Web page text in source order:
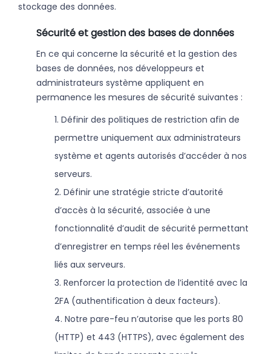
stockage des données.
Sécurité et gestion des bases de données
En ce qui concerne la sécurité et la gestion des
bases de données, nos développeurs et
administrateurs système appliquent en
permanence les mesures de sécurité suivantes :
1. Définir des politiques de restriction afin de
permettre uniquement aux administrateurs
système et agents autorisés d’accéder à nos
serveurs.
2. Définir une stratégie stricte d’autorité
d’accès à la sécurité, associée à une
fonctionnalité d’audit de sécurité permettant
d’enregistrer en temps réel les événements
liés aux serveurs.
3. Renforcer la protection de l’identité avec la
2FA (authentification à deux facteurs).
4. Notre pare-feu n’autorise que les ports 80
(HTTP) et 443 (HTTPS), avec également des